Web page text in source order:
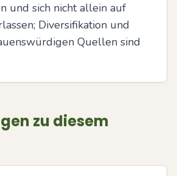
und sich nicht allein auf
Diversifikation und
Quellen sind
zu diesem